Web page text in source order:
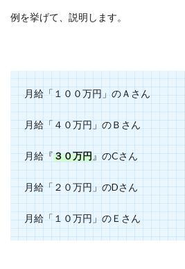
例を挙げて、説明します。
月給「１００万円」のＡさん
月給「４０万円」のＢさん
月給『３０万円』のCさん
月給「２０万円」のDさん
月給「１０万円」のＥさん